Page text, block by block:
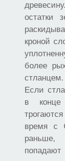
остатки
кроной
более
стланцем.
Если
в
время с
раньше,
попадают